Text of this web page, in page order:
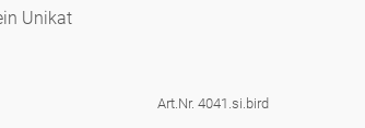
Unikat
Art.Nr. 4041.si.bird